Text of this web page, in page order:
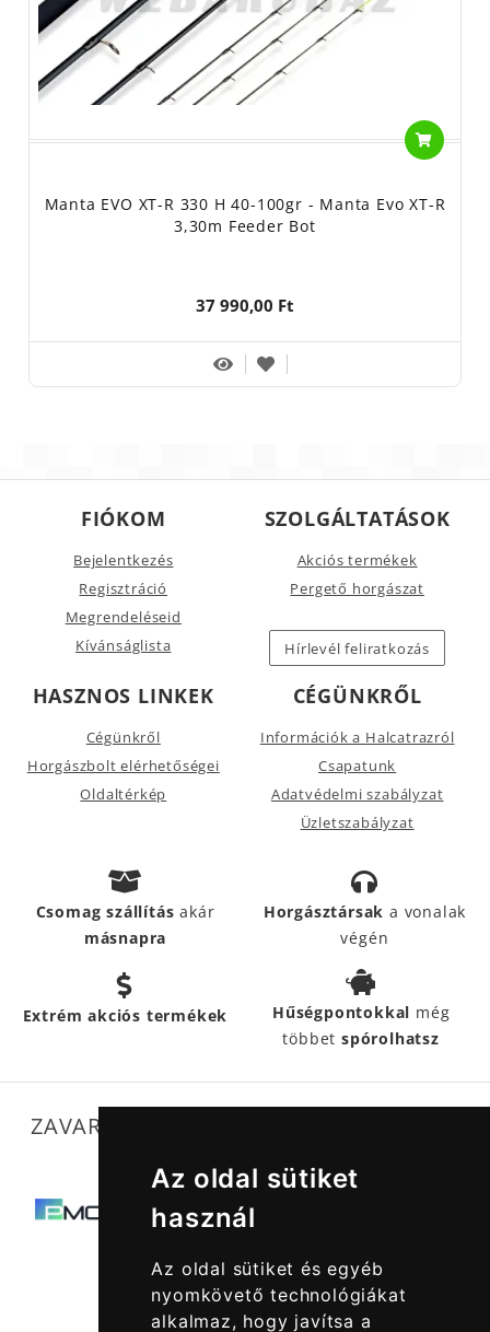
Az oldal sütiket
használ
Az oldal sütiket és egyéb
nyomkövető technológiákat
alkalmaz, hogy javítsa a
Manta EVO XT-R 330 H 40-100gr - Manta Evo XT-R
3,30m Feeder Bot
37 990,00 Ft
FIÓKOM
Bejelentkezés
Regisztráció
Megrendeléseid
Kívánságlista
SZOLGÁLTATÁSOK
Akciós termékek
Pergető horgászat
Hírlevél feliratkozás
HASZNOS LINKEK
Cégünkről
Horgászbolt elérhetőségei
Oldaltérkép
CÉGÜNKRŐL
Információk a Halcatrazról
Csapatunk
Adatvédelmi szabályzat
Üzletszabályzat
Csomag szállításakár
másnapra
Horgásztársak a vonalak
végén
Extrém akciós termékek Hűségpontokkal még
többetspórolhatsz
ZAVARTALAN MŰKÖDÉSÜNKET SEGÍTIK